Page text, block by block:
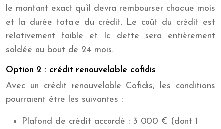
le montant exact qu’il devra rembourser chaque mois
et la durée totale du crédit. Le coût du crédit est
relativement faible et la dette sera entièrement
soldée au bout de 24 mois.
Option 2 : crédit renouvelable cofidis
Avec un crédit renouvelable Cofidis, les conditions
pourraient être les suivantes :
Plafond de crédit accordé : 3 000 € (dont 1